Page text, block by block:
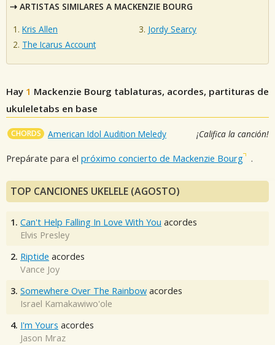
ARTISTAS SIMILARES A MACKENZIE BOURG
Kris Allen
The Icarus Account
Jordy Searcy
Hay 1 Mackenzie Bourg tablaturas, acordes, partituras de
ukuleletabs en base
CHORDS American Idol Audition Meledy ¡Califica la canción!
Prepárate para el próximo concierto de Mackenzie Bourg .
TOP CANCIONES UKELELE (AGOSTO)
1. Can't Help Falling In Love With You acordes
Elvis Presley
2. Riptide acordes
Vance Joy
3. Somewhere Over The Rainbow acordes
Israel Kamakawiwo'ole
4. I'm Yours acordes
Jason Mraz